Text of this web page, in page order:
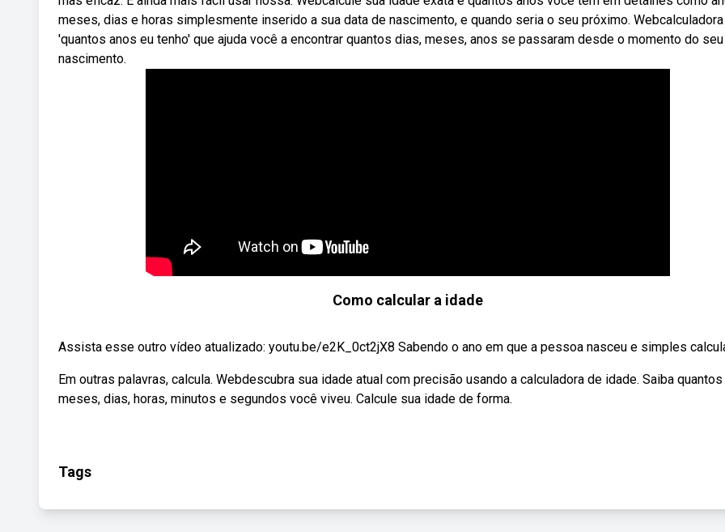
meses, dias e horas simplesmente inserido a sua data de nascimento, e quando seria o seu próximo. Webcalculadora
'quantos anos eu tenho' que ajuda você a encontrar quantos dias, meses, anos se passaram desde o momento do seu
nascimento.
Como calcular a idade
Assista esse outro vídeo atualizado: youtu.be/e2K_0ct2jX8 Sabendo o ano em que a pessoa nasceu e simples
Em outras palavras, calcula. Webdescubra sua idade atual com precisão usando a calculadora de idade. Saiba quantos
meses, dias, horas, minutos e segundos você viveu. Calcule sua idade de forma.
Tags